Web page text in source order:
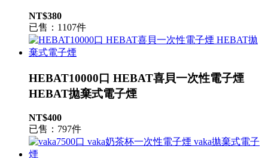
NT$380
已售：1107件
HEBAT10000口 HEBAT喜貝一次性電子煙
HEBAT拋棄式電子煙
NT$400
已售：797件